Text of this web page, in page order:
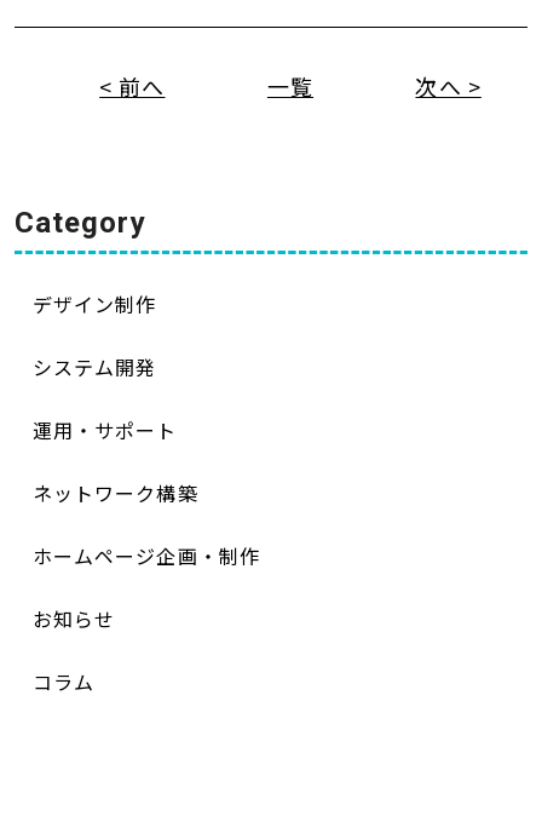
< 前へ 一覧 次へ >
Category
デザイン制作
システム開発
運用・サポート
ネットワーク構築
ホームページ企画・制作
お知らせ
コラム